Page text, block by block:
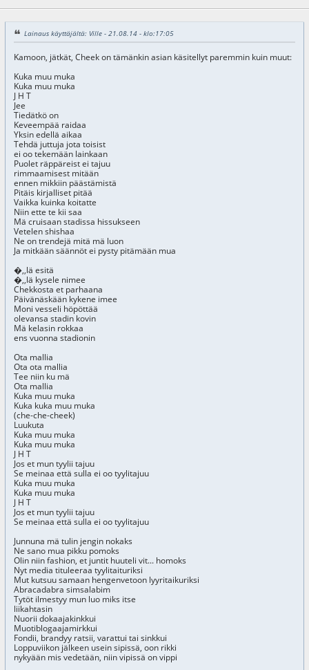
Lainaus käyttäjältä: Ville - 21.08.14 - klo:17:05
Kamoon, jätkät, Cheek on tämänkin asian käsitellyt paremmin kuin muut:
Kuka muu muka
Kuka muu muka
J H T
Jee
Tiedätkö on
Keveempää raidaa
Yksin edellä aikaa
Tehdä juttuja jota toisist
ei oo tekemään lainkaan
Puolet räppäreist ei tajuu
rimmaamisest mitään
ennen mikkiin päästämistä
Pitäis kirjalliset pitää
Vaikka kuinka koitatte
Niin ette te kii saa
Mä cruisaan stadissa hissukseen
Vetelen shishaa
Ne on trendejä mitä mä luon
Ja mitkään säännöt ei pysty pitämään mua
�,,lä esitä
�,,lä kysele nimee
Chekkosta et parhaana
Päivänäskään kykene imee
Moni vesseli höpöttää
olevansa stadin kovin
Mä kelasin rokkaa
ens vuonna stadionin
Ota mallia
Ota ota mallia
Tee niin ku mä
Ota mallia
Kuka muu muka
Kuka kuka muu muka
(che-che-cheek)
Luukuta
Kuka muu muka
Kuka muu muka
J H T
Jos et mun tyylii tajuu
Se meinaa että sulla ei oo tyylitajuu
Kuka muu muka
Kuka muu muka
J H T
Jos et mun tyylii tajuu
Se meinaa että sulla ei oo tyylitajuu
Junnuna mä tulin jengin nokaks
Ne sano mua pikku pomoks
Olin niin fashion, et juntit huuteli vit... homoks
Nyt media tituleeraa tyylitaituriksi
Mut kutsuu samaan hengenvetoon lyyritaikuriksi
Abracadabra simsalabim
Tytöt ilmestyy mun luo miks itse
liikahtasin
Nuorii dokaajakinkkui
Muotiblogaajamirkkui
Fondii, brandyy ratsii, varattui tai sinkkui
Loppuviikon jälkeen usein sipissä, oon rikki
nykyään mis vedetään, niin vipissä on vippi